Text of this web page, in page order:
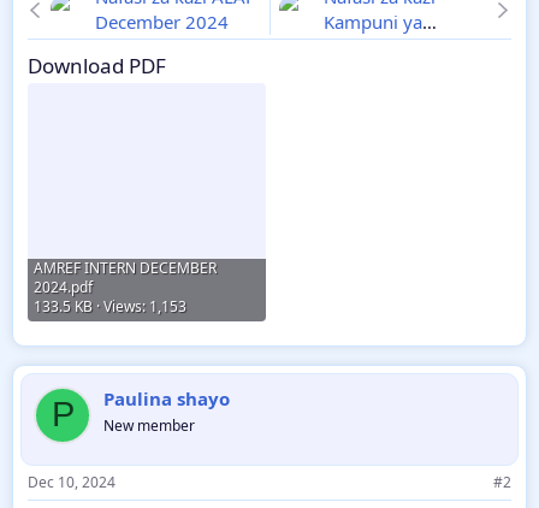
December 2024
Kampuni ya
Kilombero Rice
Download PDF
AMREF INTERN DECEMBER
2024.pdf
133.5 KB · Views: 1,153
P Paulina shayo
New member
Dec 10, 2024 #2